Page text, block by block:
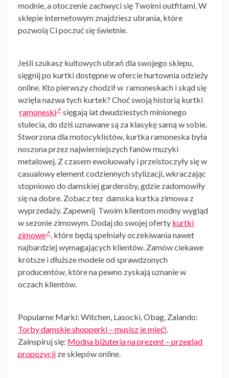
modnie, a otoczenie zachwyci się Twoimi outfitami. W
sklepie internetowym znajdziesz ubrania, które
pozwolą Ci poczuć się świetnie.
Jeśli szukasz kultowych ubrań dla swojego sklepu,
sięgnij po kurtki dostępne w oferciehurtownia odzieży
online. Kto pierwszy chodził w ramoneskach i skąd się
wzięła nazwa tych kurtek? Choć swoją historią kurtki
ramoneski
sięgają lat dwudziestych minionego
stulecia, do dziś uznawane są za klasykę samą w sobie.
Stworzona dla motocyklistów, kurtkaramoneska była
noszona przez najwierniejszych fanów muzyki
metalowej. Z czasem ewoluowały i przeistoczyły się w
casualowy element codziennych stylizacji, wkraczając
stopniowo do damskiej garderoby, gdzie zadomowiły
się na dobre. Zobacz tez damska kurtka zimowa z
wyprzedaży. Zapewnij Twoim klientom modny wygląd
w sezonie zimowym. Dodaj do swojej oferty kurtki
zimowe , które będą spełniały oczekiwania nawet
najbardziej wymagających klientów. Zamów ciekawe
krótsze i dłuższe modele od sprawdzonych
producentów, które na pewno zyskają uznanie w
oczach klientów.
Popularne Marki: Witchen, Lasocki, Obag, Zalando:
Torby damskie shopperki – musisz je mieć!.
Zainspiruj się: Modna biżuteria na prezent – przegląd
propozycji ze sklepów online.